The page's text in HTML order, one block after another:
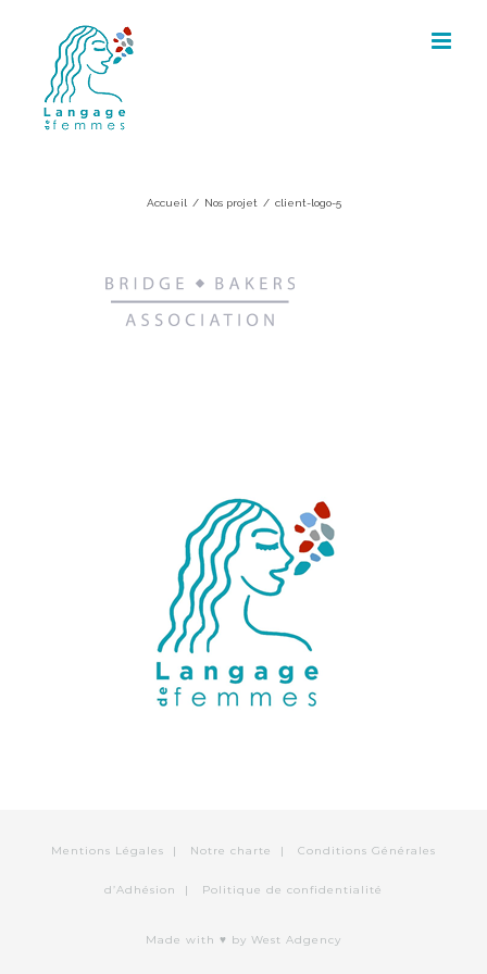
content
Accueil / Nos projet / client-logo-5
Mentions Légales | Notre charte | Conditions Générales
d’Adhésion | Politique de confidentialité
Made with ♥ by West Adgency